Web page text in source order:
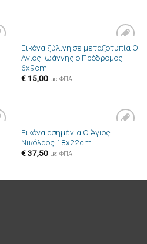
Πρόσθήκη
στην λίστα
Εικόνα ξύλινη σε μεταξοτυπία Ο
Άγιος Ιωάννης ο Πρόδρομος
6x9cm
€15,00 με ΦΠΑ
Πρόσθήκη
Εικόνα ασημένια Ο Άγιος
Νικόλαος 18x22cm
€37,50 με ΦΠΑ